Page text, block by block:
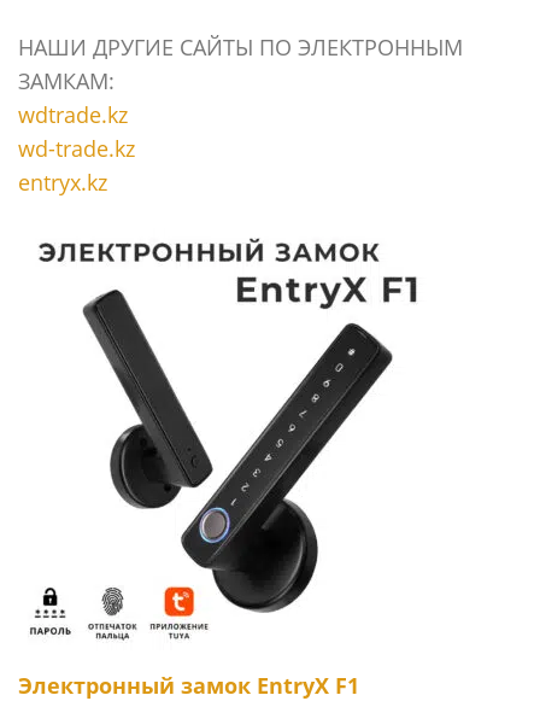
НАШИ ДРУГИЕ САЙТЫ ПО ЭЛЕКТРОННЫМ
ЗАМКАМ:
wdtrade.kz
wd-trade.kz
entryx.kz
Электронный замок EntryX F1